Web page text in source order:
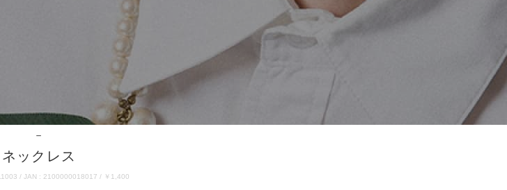
－
ネックレス
/ JAN : 2100000018017 / ￥1,400